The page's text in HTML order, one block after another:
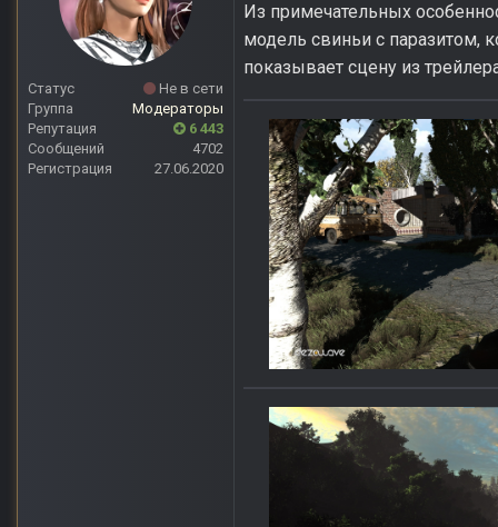
Статус
Не в сети
Группа
Модераторы
Репутация
6 443
Сообщений
4702
Регистрация
27.06.2020
Из примечательных
модель свиньи с паразитом,
показывает сцену из